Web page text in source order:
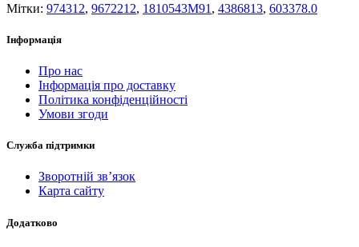
Мітки: 974312, 9672212, 1810543M91 , 4386813, 603378.0
Інформація
Про нас
Інформація про доставку
Політика конфіденційності
Умови згоди
Служба підтримки
Зворотній зв’язок
Карта сайту
Додатково